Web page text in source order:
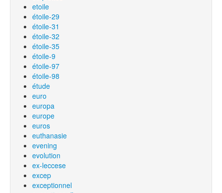
etoile
étoile-29
étoile-31
étoile-32
étoile-35
étoile-9
étoile-97
étoile-98
étude
euro
europa
europe
euros
euthanasie
evening
evolution
ex-leccese
excep
exceptionnel